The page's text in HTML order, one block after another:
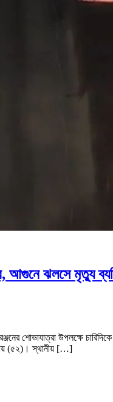
আগুনে ঝলসে
শোভাযাত্রা উপলক্ষে
রায় (৫২)। স্থানীয় […]